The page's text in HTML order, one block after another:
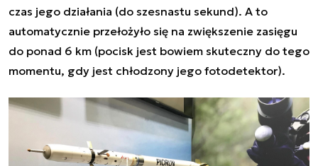
czas jego działania (do szesnastu sekund). A to
automatycznie przełożyło się na zwiększenie zasięgu
do ponad 6 km (pocisk jest bowiem skuteczny do tego
momentu, gdy jest chłodzony jego fotodetektor).